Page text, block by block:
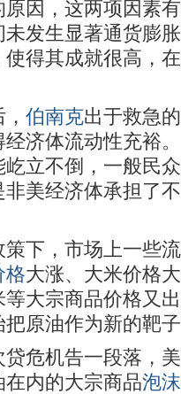
因，这两项因素有
发生显著通货膨
得其成就很高，
伯南克出于救急
济体流动性充裕
立不倒，一般民
美经济体承担了
，市场上一些流
格大涨、大米价格
等大宗商品价格又
原油作为新的靶
机告一段落，美
内的大宗商品泡沫